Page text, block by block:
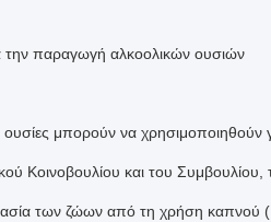
την παραγωγή αλκοολικών ουσιών
ουσίες μπορούν να
Κοινοβουλίου και του Συμβουλίου,
των ζώων από τη χρήση καπνού